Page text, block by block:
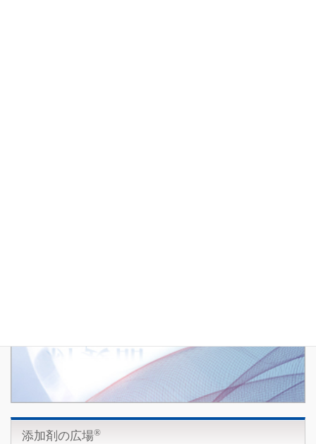
添加剤の広場®